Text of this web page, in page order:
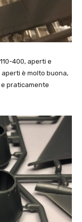
400, aperti e
è molto buona,
praticamente